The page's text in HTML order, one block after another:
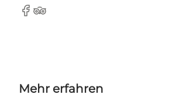
Facebook
Tripadvisor
Mehr erfahren